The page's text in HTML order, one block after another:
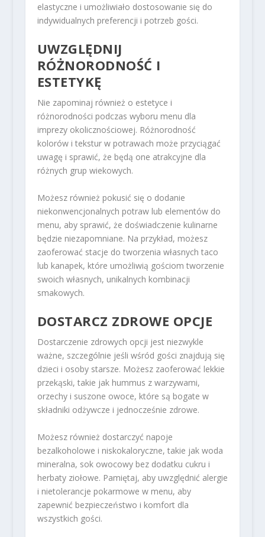
elastyczne i umożliwiało dostosowanie się do
indywidualnych preferencji i potrzeb gości.
UWZGLĘDNIJ
RÓŻNORODNOŚĆ I
ESTETYKĘ
Nie zapominaj również o estetyce i
różnorodności podczas wyboru menu dla
imprezy okolicznościowej. Różnorodność
kolorów i tekstur w potrawach może przyciągać
uwagę i sprawić, że będą one atrakcyjne dla
różnych grup wiekowych.
Możesz również pokusić się o dodanie
niekonwencjonalnych potraw lub elementów do
menu, aby sprawić, że doświadczenie kulinarne
będzie niezapomniane. Na przykład, możesz
zaoferować stacje do tworzenia własnych taco
lub kanapek, które umożliwią gościom tworzenie
swoich własnych, unikalnych kombinacji
smakowych.
DOSTARCZ ZDROWE OPCJE
Dostarczenie zdrowych opcji jest niezwykle
ważne, szczególnie jeśli wśród gości znajdują się
dzieci i osoby starsze. Możesz zaoferować lekkie
przekąski, takie jak hummus z warzywami,
orzechy i suszone owoce, które są bogate w
składniki odżywcze i jednocześnie zdrowe.
Możesz również dostarczyć napoje
bezalkoholowe i niskokaloryczne, takie jak woda
mineralna, sok owocowy bez dodatku cukru i
herbaty ziołowe. Pamiętaj, aby uwzględnić alergie
i nietolerancje pokarmowe w menu, aby
zapewnić bezpieczeństwo i komfort dla
wszystkich gości.